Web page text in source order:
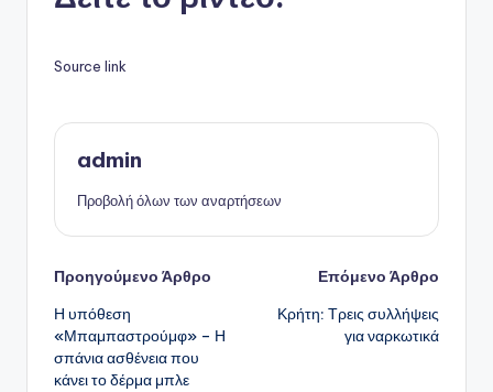
Source link
admin
Προβολή όλων των αναρτήσεων
Πλοήγηση
δημοσιεύσεων
Προηγούμενο Άρθρο
Η υπόθεση
«Μπαμπαστρούμφ» – Η
σπάνια ασθένεια που
κάνει το δέρμα μπλε
Επόμενο Άρθρο
Κρήτη: Τρεις συλλήψεις
για ναρκωτικά